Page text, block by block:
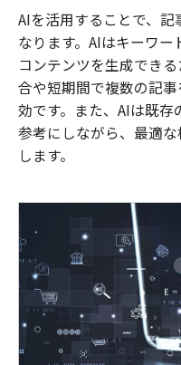
AIを活用することで、記
なります。AIはキーワ
コンテンツを生成でき
合や短期間で複数の記
効です。また、AIは既
参考にしながら、最適
します。